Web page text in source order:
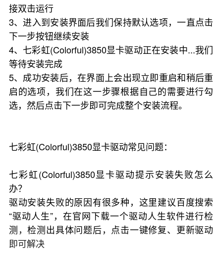
接双击运行
3、进入到安装界面后我们保持默认选项，一直点击
下一步按钮继续安装
4、七彩虹(Colorful)3850显卡驱动正在安装中...我们
等待安装完成
5、成功安装后，在界面上会出现立即重启和稍后重
启的选项，我们在这一步骤根据自己的需要进行勾
选，然后点击下一步即可完成整个安装流程。
七彩虹(Colorful)3850显卡驱动常见问题：
七彩虹(Colorful)3850显卡驱动提示安装失败怎么
办？
驱动安装失败的原因有很多种，这里建议百度搜索
“驱动人生”，在官网下载一个驱动人生软件进行检
测，检测出具体问题后，点击一键修复、更新驱动
即可解决